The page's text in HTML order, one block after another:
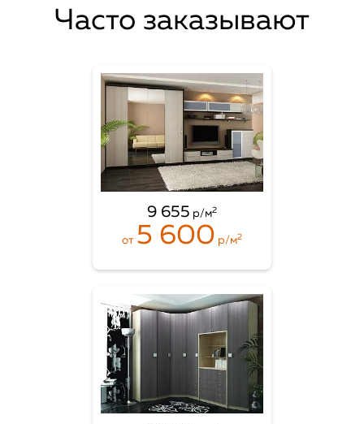
Часто заказывают
9 655 р/м2
от 5 600 р/м2